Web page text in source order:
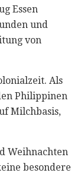
Essen
und
von
Als
Philippinen
Milchbasis,
Weihnachten
besondere